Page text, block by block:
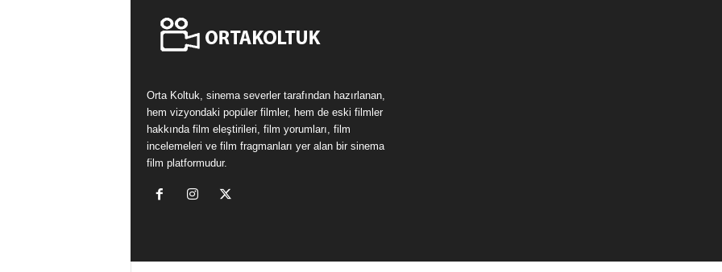
Orta Koltuk, sinema severler tarafından hazırlanan,
hem vizyondaki popüler filmler, hem de eski filmler
hakkında film eleştirileri, film yorumları, film
incelemeleri ve film fragmanları yer alan bir sinema
film platformudur.